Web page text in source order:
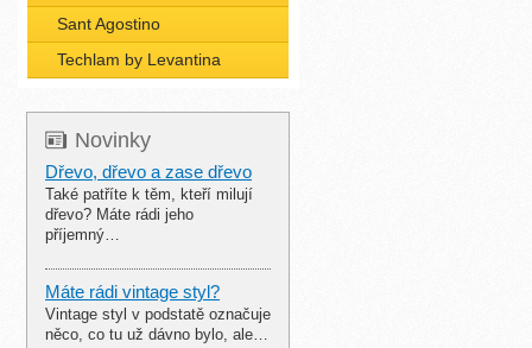
Sant Agostino
Techlam by Levantina
Novinky
Dřevo, dřevo a zase dřevo
Také patříte k těm, kteří milují
dřevo? Máte rádi jeho
příjemný…
Máte rádi vintage styl?
Vintage styl v podstatě označuje
něco, co tu už dávno bylo, ale…